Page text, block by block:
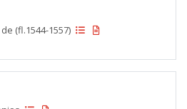
(fl.1544-1557)